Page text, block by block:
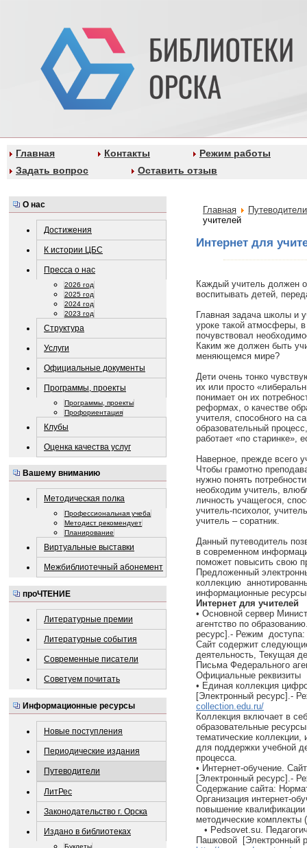
Главная Контакты
Режим работы
Задать вопрос
Оставить отзыв
О нас
Достижения
К истории ЦБС
Пресса о нас
2026 год
2025 год
2024 год
2023 год
Структура
Услуги
Официальные документы
Программы, проекты
Программы, проекты
Профориентация
Клубы
Оценка качества услуг
Вашему вниманию
Методическая полка
Профессиональная учеба
Методист рекомендует
Планирование
Виртуальные выставки
Межбиблиотечный абонемент
проЧТЕНИЕ
Литературные премии
Литературные события
Современные писатели
Советуем почитать
Информационные ресурсы
Новые поступления
Периодические издания
Путеводители
ЛитРес
Законодательство г. Орска
Издано в библиотеках
Буклеты
Главная
Путеводители
учителей
Интернет для
Каждый учитель должен
воспитывать детей,
Главная задача школы и
уроке такой атмосферы,
почувствовал
Каким же должен быть
меняющемся мире?
Дети очень тонко
их или просто
понимает он их
реформах, о качестве
учителя, способного на
образовательный
работает «по старинке»,
Наверное, прежде всего
Чтобы грамотно
нужно понять
необходим учитель,
личность учащегося,
учитель-психолог,
учитель – соратник.
Данный путеводитель
в современном
поможет повысить свою
Предложенный
коллекцию
информационные
Интернет для учителей
• Основной сервер
агентство по
ресурс].- Режим доступа:
Сайт содержит
деятельность, Текущая
Письма Федерального
Официальные реквизиты
• Единая коллекция
[Электронный ресурс].-
collection.edu.ru/
Коллекция включает в
образовательные
тематические
для поддержки учебной
процесса.
• Интернет-обучение.
[Электронный ресурс].-
Содержание сайта:
Организация интернет-
повышение квалификации
методические комплекты
• Pedsovet.su.
Пашковой [Электронный